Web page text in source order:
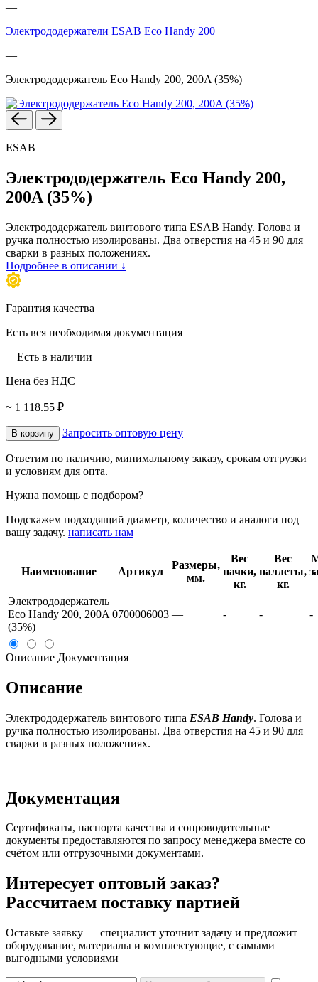
—
Электрододержатели ESAB Eco Handy 200
—
Электрододержатель Eco Handy 200, 200A (35%)
ESAB
Электрододержатель Eco Handy 200,
200A (35%)
Электрододержатель винтового типа ESAB Handy. Голова и
ручка полностью изолированы. Два отверстия на 45 и 90 для
сварки в разных положениях.
Подробнее в описании ↓
Гарантия качества
Есть вся необходимая документация
Есть в наличии
Цена без НДС
~ 1 118.55 ₽
В корзину Запросить оптовую цену
Ответим по наличию, минимальному заказу, срокам отгрузки
и условиям для опта.
Нужна помощь с подбором?
Подскажем подходящий диаметр, количество и аналоги под
вашу задачу. написать нам
Наименование Артикул
Размеры,
мм.
Вес
пачки,
кг.
Вес
паллеты,
кг.
Электрододержатель
Eco Handy 200, 200A
(35%)
0700006003 — - - -
Описание Документация
Описание
Электрододержатель винтового типа ESAB Handy. Голова и
ручка полностью изолированы. Два отверстия на 45 и 90 для
сварки в разных положениях.
Документация
Сертификаты, паспорта качества и сопроводительные
документы предоставляются по запросу менеджера вместе со
счётом или отгрузочными документами.
Интересует оптовый заказ?
Рассчитаем поставку партией
Оставьте заявку — специалист уточнит задачу и предложит
оборудование, материалы и комплектующие, с самыми
выгодными условиями